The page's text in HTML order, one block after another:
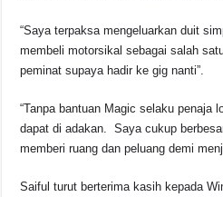
“Saya terpaksa mengeluarkan duit
membeli motorsikal sebagai salah
peminat supaya hadir ke gig nanti”.
“Tanpa bantuan Magic selaku penaja
dapat di adakan. Saya cukup
memberi ruang dan peluang demi
Saiful turut berterima kasih kepada